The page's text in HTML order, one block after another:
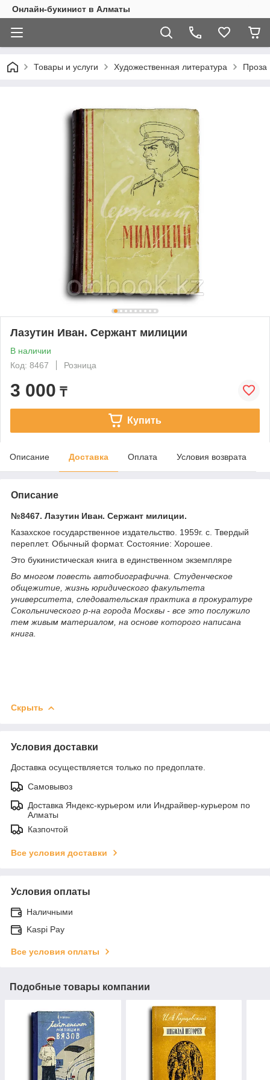
Онлайн-букинист в Алматы
Товары и услуги Художественная литература Проза
Лазутин Иван. Сержант милиции
В наличии
Код: 8467
Розница
3 000 ₸
Купить
Описание Доставка Оплата Условия возврата
Описание
№8467. Лазутин Иван. Сержант милиции.
Казахское государственное издательство. 1959г. с. Твердый
переплет. Обычный формат. Состояние: Хорошее.
Это букинистическая книга в единственном экземпляре
Во многом повесть автобиографична. Студенческое
общежитие, жизнь юридического факультета
университета, следовательская практика в прокуратуре
Сокольнического р-на города Москвы - все это послужило
тем живым материалом, на основе которого написана
книга.
Скрыть
Условия доставки
Доставка осуществляется только по предоплате.
Самовывоз
Доставка Яндекс-курьером или Индрайвер-курьером по
Алматы
Казпочтой
Все условия доставки
Условия оплаты
Наличными
Kaspi Pay
Все условия оплаты
Подобные товары компании